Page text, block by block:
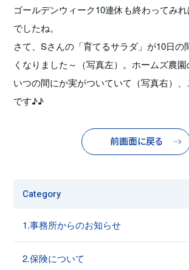
ゴールデンウィーク10連休も終わってみ
でしたね。
さて、Sさんの「育てるサラダ」が10日の
くなりました～（写真左）。ホームズ農
いつの間にか実がついていて（写真右）
です♪♪
前画面に戻る
Category
1.事務所からのお知らせ
2.保険について